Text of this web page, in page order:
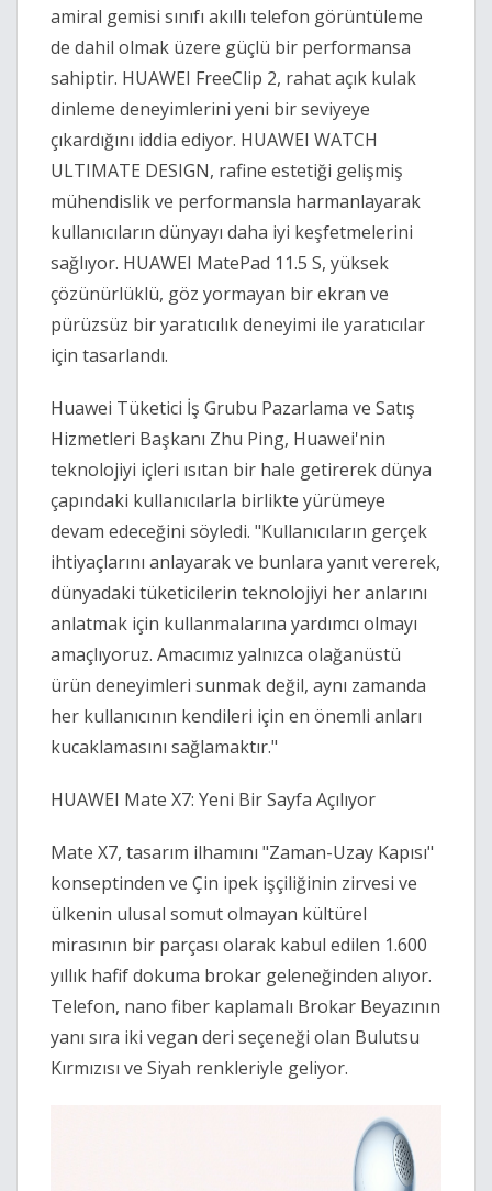
amiral gemisi sınıfı akıllı telefon görüntüleme
de dahil olmak üzere güçlü bir performansa
sahiptir. HUAWEI FreeClip 2, rahat açık kulak
dinleme deneyimlerini yeni bir seviyeye
çıkardığını iddia ediyor. HUAWEI WATCH
ULTIMATE DESIGN, rafine estetiği gelişmiş
mühendislik ve performansla harmanlayarak
kullanıcıların dünyayı daha iyi keşfetmelerini
sağlıyor. HUAWEI MatePad 11.5 S, yüksek
çözünürlüklü, göz yormayan bir ekran ve
pürüzsüz bir yaratıcılık deneyimi ile yaratıcılar
için tasarlandı.
Huawei Tüketici İş Grubu Pazarlama ve Satış
Hizmetleri Başkanı Zhu Ping, Huawei'nin
teknolojiyi içleri ısıtan bir hale getirerek dünya
çapındaki kullanıcılarla birlikte yürümeye
devam edeceğini söyledi. "Kullanıcıların gerçek
ihtiyaçlarını anlayarak ve bunlara yanıt vererek,
dünyadaki tüketicilerin teknolojiyi her anlarını
anlatmak için kullanmalarına yardımcı olmayı
amaçlıyoruz. Amacımız yalnızca olağanüstü
ürün deneyimleri sunmak değil, aynı zamanda
her kullanıcının kendileri için en önemli anları
kucaklamasını sağlamaktır."
HUAWEI Mate X7: Yeni Bir Sayfa Açılıyor
Mate X7, tasarım ilhamını "Zaman-Uzay Kapısı"
konseptinden ve Çin ipek işçiliğinin zirvesi ve
ülkenin ulusal somut olmayan kültürel
mirasının bir parçası olarak kabul edilen 1.600
yıllık hafif dokuma brokar geleneğinden alıyor.
Telefon, nano fiber kaplamalı Brokar Beyazının
yanı sıra iki vegan deri seçeneği olan Bulutsu
Kırmızısı ve Siyah renkleriyle geliyor.